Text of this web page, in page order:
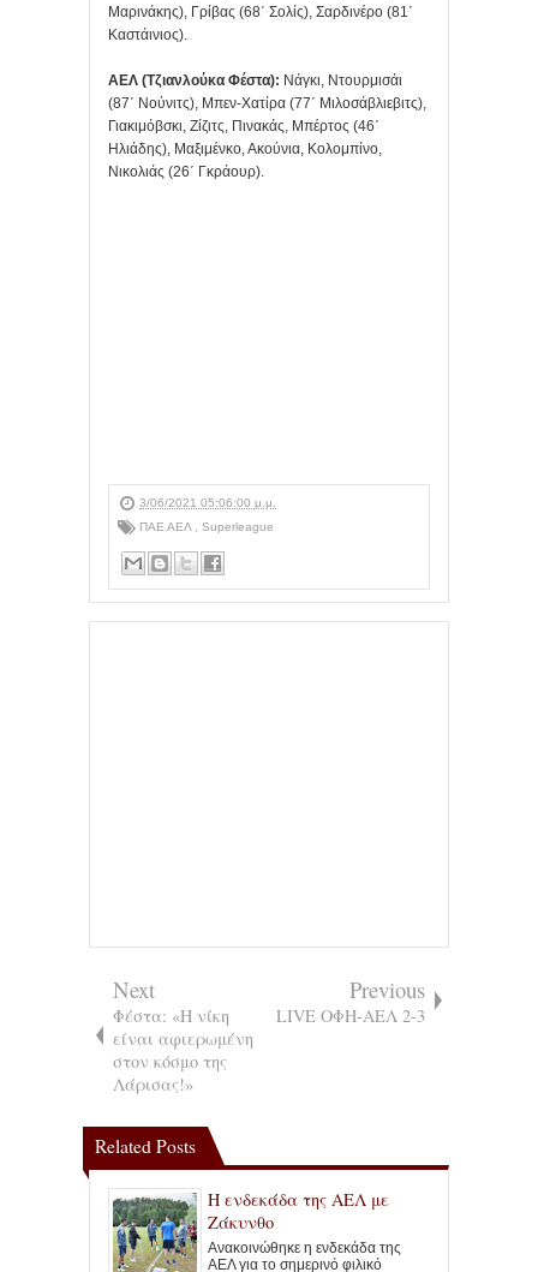
Μαρινάκης), Γρίβας (68΄ Σολίς), Σαρδινέρο (81΄
Καστάινιος).
ΑΕΛ (Τζιανλούκα Φέστα): Νάγκι, Ντουρμισάι
(87΄ Νούνιτς), Μπεν-Χατίρα (77΄ Μιλοσάβλιεβιτς),
Γιακιμόβσκι, Ζίζιτς, Πινακάς, Μπέρτος (46΄
Ηλιάδης), Μαξιμένκο, Ακούνια, Κολομπίνο,
Νικολιάς (26΄ Γκράουρ).
3/06/2021 05:06:00 μ.μ.
ΠΑΕ ΑΕΛ , Superleague
Next
Φέστα: «Η νίκη
είναι αφιερωμένη
στον κόσμο της
Λάρισας!»
Previous
LIVE ΟΦΗ-ΑΕΛ 2-3
Related Posts
Η ενδεκάδα της ΑΕΛ με
Ζάκυνθο
Ανακοινώθηκε η ενδεκάδα της
ΑΕΛ για το σημερινό φιλικό